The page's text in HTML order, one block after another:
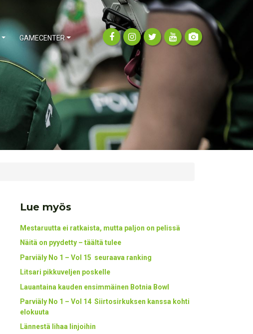
GAMECENTER
Lue myös
Mestaruutta ei ratkaista, mutta paljon on pelissä
Näitä on pyydetty – täältä tulee
Parviäly No 1 – Vol 15 seuraava ranking
Litsari pikkuveljen poskelle
Lauantaina kauden ensimmäinen Botnia Bowl
Parviäly No 1 – Vol 14 Siirtosirkuksen kanssa kohti
elokuuta
Lännestä lihaa linjoihin